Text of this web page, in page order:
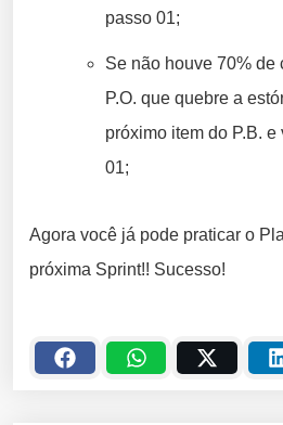
passo 01;
Se não houve 70% de
P.O. que quebre a
próximo item do P.B.
01;
Agora você já pode praticar o
próxima Sprint!! Sucesso!